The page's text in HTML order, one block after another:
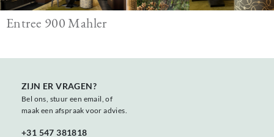
Entree 900 Mahler
ZIJN ER VRAGEN?
Bel ons, stuur een email, of
maak een afspraak voor advies.
+31 547 381818